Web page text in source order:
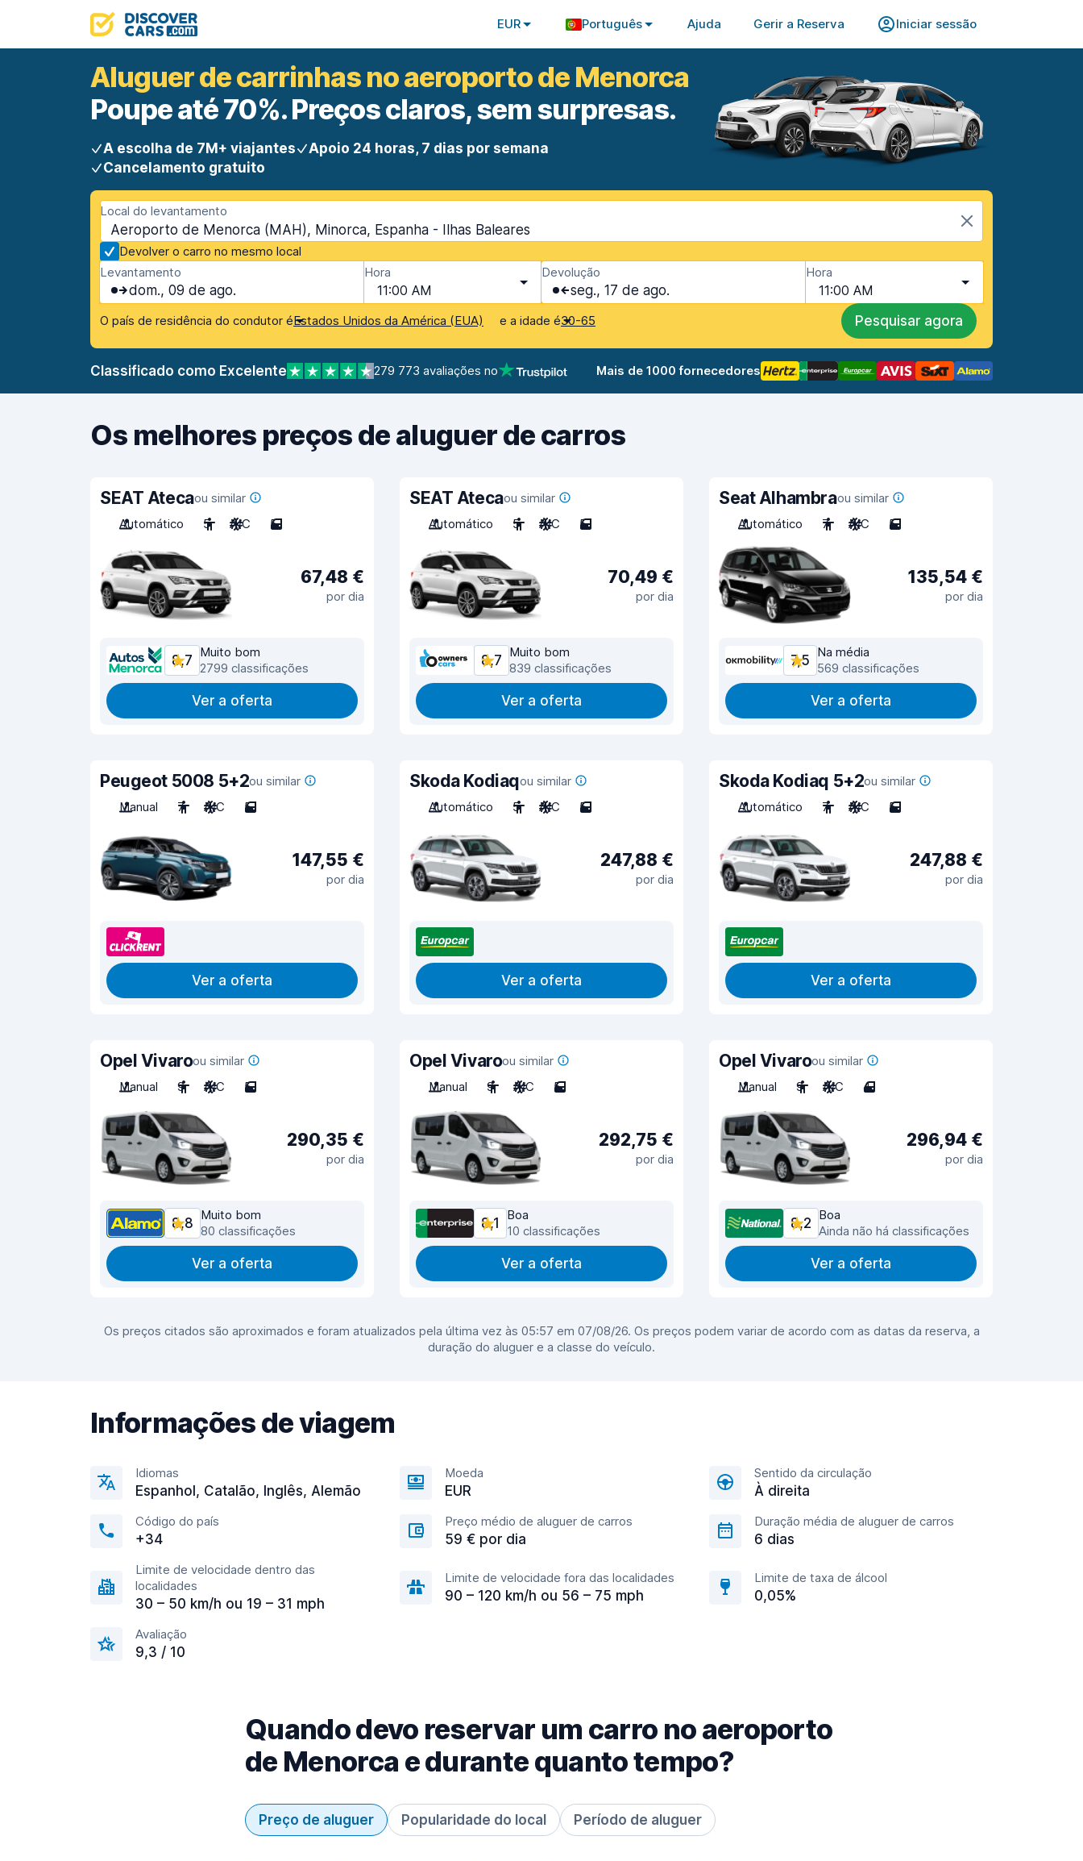
EUR Português Ajuda Gerir a Reserva Iniciar sessão
Aluguer de carrinhas no aeroporto de Menorca
Poupe até 70%. Preços claros, sem surpresas.
A escolha de 7M+ viajantes
Apoio 24 horas, 7 dias por semana
Cancelamento gratuito
Local do levantamento
Aeroporto de Menorca (MAH), Minorca, Espanha - Ilhas Baleares
Devolver o carro no mesmo local
Levantamento
dom., 09 de ago.
Hora
11:00 AM
Devolução
seg., 17 de ago.
Hora
11:00 AM
O país de residência do condutor éEstados Unidos da América (EUA) e a idade é30-65 Pesquisar agora
Classificado como Excelente 279 773 avaliações no Mais de 1000 fornecedores
Os melhores preços de aluguer de carros
SEAT Atecaou similar
Automático
5 A/C 5
67,48 €
por dia
8,7
Muito bom
2799 classificações
Ver a oferta
SEAT Atecaou similar
Automático
5 A/C 5
70,49 €
por dia
8,7
Muito bom
839 classificações
Ver a oferta
Seat Alhambraou similar
Automático
7 A/C 5
135,54 €
por dia
7,5
Na média
569 classificações
Ver a oferta
Peugeot 5008 5+2ou similar
Manual
7 A/C 5
147,55 €
por dia
Ver a oferta
Skoda Kodiaqou similar
Automático
5 A/C 5
247,88 €
por dia
Ver a oferta
Skoda Kodiaq 5+2ou similar
Automático
7 A/C 5
247,88 €
por dia
Ver a oferta
Opel Vivaroou similar
Manual
9 A/C 5
290,35 €
por dia
8,8
Muito bom
80 classificações
Ver a oferta
Opel Vivaroou similar
Manual
9 A/C 5
292,75 €
por dia
8,1
Boa
10 classificações
Ver a oferta
Opel Vivaroou similar
Manual
9 A/C 4
296,94 €
por dia
8,2
Boa
Ainda não há classificações
Ver a oferta
Os preços citados são aproximados e foram atualizados pela última vez às 05:57 em 07/08/26. Os preços podem variar de acordo com as datas da reserva, a
duração do aluguer e a classe do veículo.
Informações de viagem
Idiomas
Espanhol, Catalão, Inglês, Alemão
Moeda
EUR
Sentido da circulação
À direita
Código do país
+34
Preço médio de aluguer de carros
59 € por dia
Duração média de aluguer de carros
6 dias
Limite de velocidade dentro das
localidades
30 – 50 km/h ou 19 – 31 mph
Limite de velocidade fora das localidades
90 – 120 km/h ou 56 – 75 mph
Limite de taxa de álcool
0,05%
Avaliação
9,3 / 10
Quando devo reservar um carro no aeroporto
de Menorca e durante quanto tempo?
Preço de aluguer Popularidade do local Período de aluguer